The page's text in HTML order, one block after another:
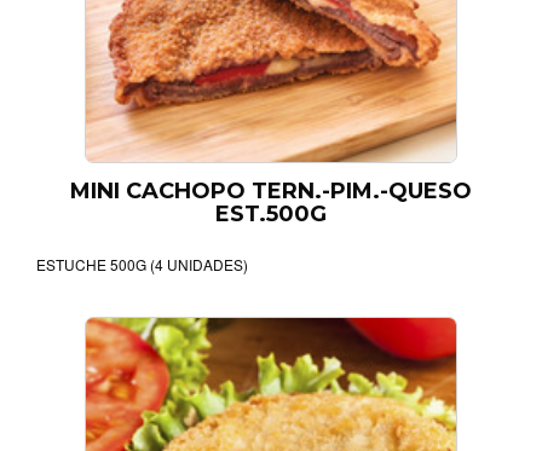
MINI CACHOPO TERN.-PIM.-QUESO
EST.500G
ESTUCHE 500G (4 UNIDADES)